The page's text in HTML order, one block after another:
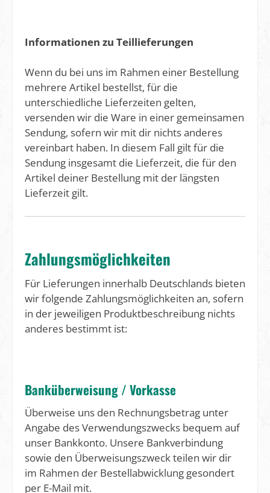
Informationen zu Teillieferungen
Wenn du bei uns im Rahmen einer Bestellung
mehrere Artikel bestellst, für die
unterschiedliche Lieferzeiten gelten,
versenden wir die Ware in einer gemeinsamen
Sendung, sofern wir mit dir nichts anderes
vereinbart haben. In diesem Fall gilt für die
Sendung insgesamt die Lieferzeit, die für den
Artikel deiner Bestellung mit der längsten
Lieferzeit gilt.
Zahlungsmöglichkeiten
Für Lieferungen innerhalb Deutschlands bieten
wir folgende Zahlungsmöglichkeiten an, sofern
in der jeweiligen Produktbeschreibung nichts
anderes bestimmt ist:
Banküberweisung / Vorkasse
Überweise uns den Rechnungsbetrag unter
Angabe des Verwendungszwecks bequem auf
unser Bankkonto. Unsere Bankverbindung
sowie den Überweisungszweck teilen wir dir
im Rahmen der Bestellabwicklung gesondert
per E-Mail mit.